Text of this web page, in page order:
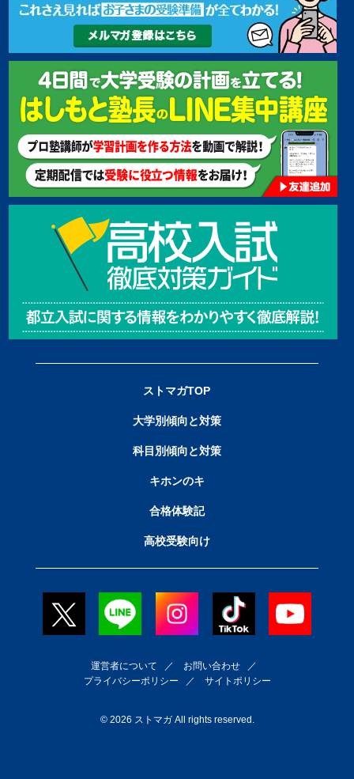
ストマガTOP
大学別傾向と対策
科目別傾向と対策
キホンのキ
合格体験記
高校受験向け
運営者について ／ お問い合わせ／
プライバシーポリシー ／ サイトポリシー
© 2026 ストマガ All rights reserved.